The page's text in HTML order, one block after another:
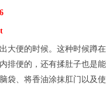
大便的时候。这种时候蹲在
排便的，还有揉肚子也是能
袋、将香油涂抹肛门以及使